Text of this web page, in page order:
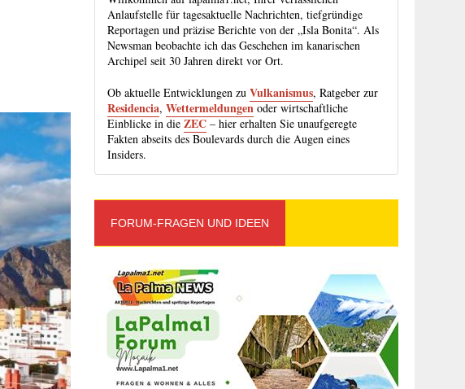
Anlaufstelle für tagesaktuelle Nachrichten, tiefgründige
Reportagen und präzise Berichte von der „Isla Bonita“. Als
Newsman beobachte ich das Geschehen im kanarischen
Archipel seit 30 Jahren direkt vor Ort.
Ob aktuelle Entwicklungen zuVulkanismus, Ratgeber zur
Residencia,Wettermeldungen oder wirtschaftliche
Einblicke in dieZEC – hier erhalten Sie unaufgeregte
Fakten abseits des Boulevards durch die Augen eines
Insiders.
FORUM-FRAGEN UND IDEEN